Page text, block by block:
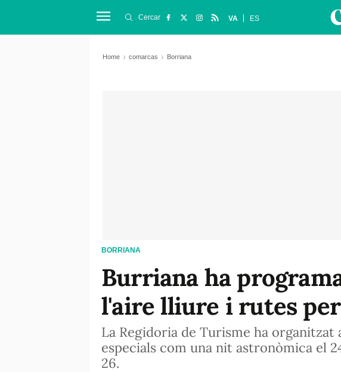
Cercar VA ES
Home comarcas Borriana
BORRIANA
Burriana ha
l'aire lliure i rutes
La Regidoria de Turisme ha
especials com una nit astronòmica el
26.